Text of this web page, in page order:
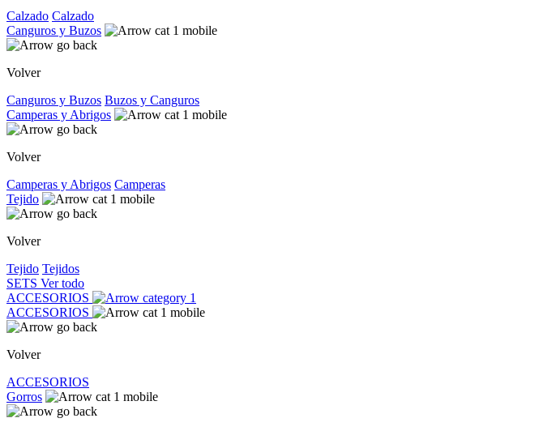
Calzado Calzado
Canguros y Buzos
Volver
Canguros y Buzos Buzos y Canguros
Camperas y Abrigos
Volver
Camperas y Abrigos Camperas
Tejido
Volver
Tejido Tejidos
SETS Ver todo
ACCESORIOS
ACCESORIOS
Volver
ACCESORIOS
Gorros